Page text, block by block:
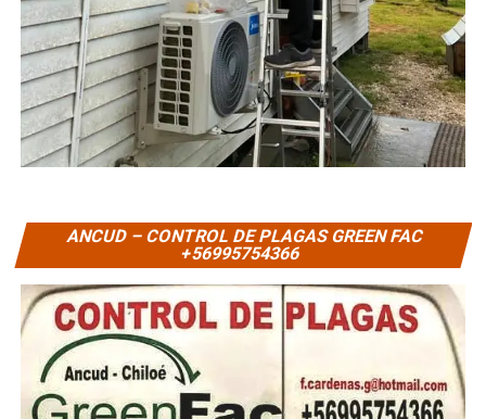
ANCUD – CONTROL DE PLAGAS GREEN FAC
+56995754366